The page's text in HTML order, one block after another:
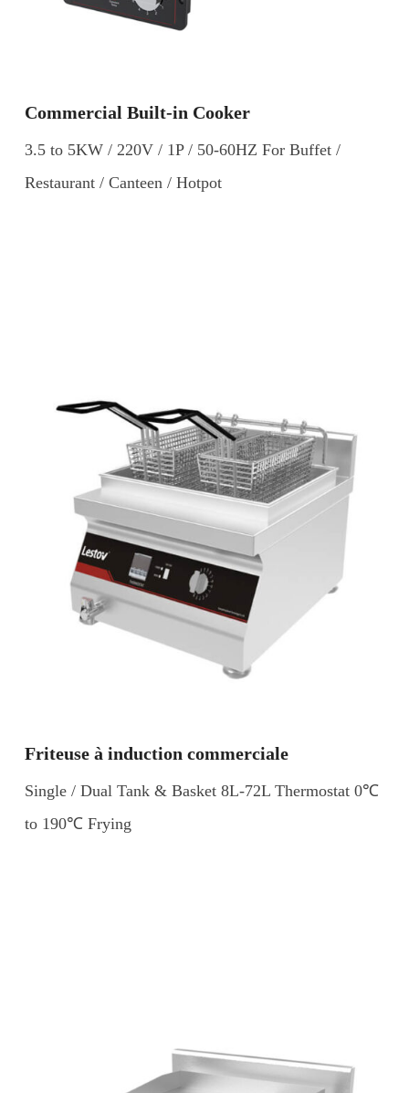
Commercial Built-in Cooker
3.5 to 5KW / 220V / 1P / 50-60HZ For Buffet /
Restaurant / Canteen / Hotpot
Friteuse à induction commerciale
Single / Dual Tank & Basket 8L-72L Thermostat 0℃
to 190℃ Frying